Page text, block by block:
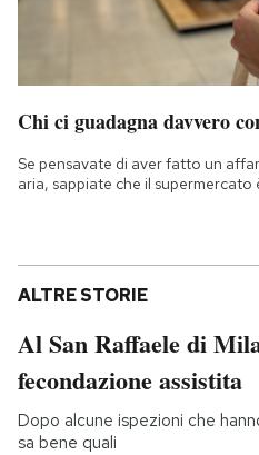
Chi ci guadagna davvero
Se pensavate di aver fatto un
aria, sappiate che il
ALTRE STORIE
Al San Raffaele di
fecondazione assistita
Dopo alcune ispezioni che
sa bene quali